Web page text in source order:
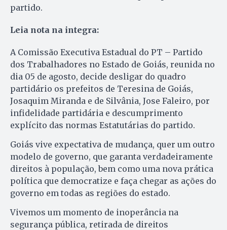
partido.
Leia nota na integra:
A Comissão Executiva Estadual do PT – Partido
dos Trabalhadores no Estado de Goiás, reunida no
dia 05 de agosto, decide desligar do quadro
partidário os prefeitos de Teresina de Goiás,
Josaquim Miranda e de Silvânia, Jose Faleiro, por
infidelidade partidária e descumprimento
explícito das normas Estatutárias do partido.
Goiás vive expectativa de mudança, quer um outro
modelo de governo, que garanta verdadeiramente
direitos à população, bem como uma nova prática
política que democratize e faça chegar as ações do
governo em todas as regiões do estado.
Vivemos um momento de inoperância na
segurança pública, retirada de direitos